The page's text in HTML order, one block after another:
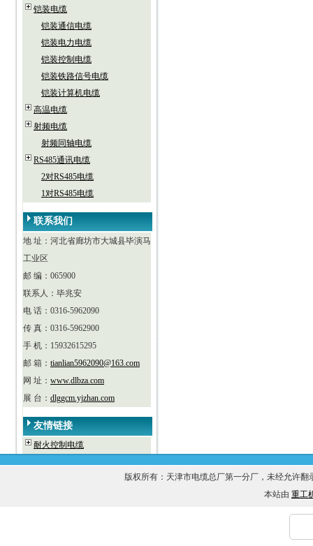
铠装电缆
铠装通信电缆
铠装电力电缆
铠装控制电缆
铠装铁路信号电缆
铠装计算机电缆
高温电缆
射频电缆
射频同轴电缆
RS485通讯电缆
2对RS485电缆
1对RS485电缆
联系我们
地 址：河北省廊坊市大城县毕演马
工业区
邮 编：065900
联系人：毕兆安
电 话：0316-5962090
传 真：0316-5962900
手 机：15932615295
邮 箱： tianlian5962090@163.com
网 址： www.dlbza.com
展 台： dlggcm.yjzhan.com
友情链接
耐火控制电缆
版权所有：天津市电缆总厂第一分厂，未经允许
本站由 重工